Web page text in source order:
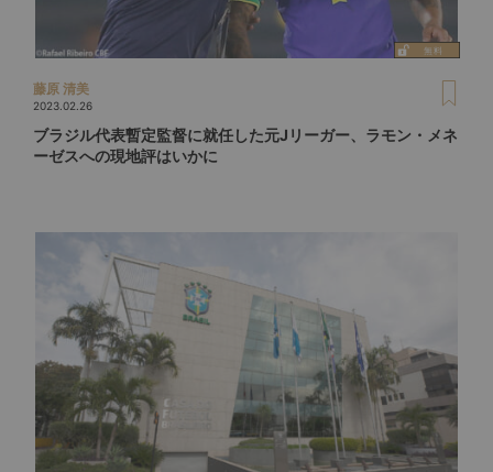
藤原 清美
2023.02.26
ブラジル代表暫定監督に就任した元Jリーガー、ラモン・メネ
ーゼスへの現地評はいかに